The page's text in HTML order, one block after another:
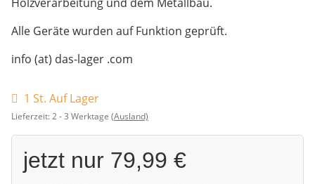
Alle Geräte wurden auf Funktion geprüft.
info (at) das-lager .com
1 St. Auf Lager
Lieferzeit:2 - 3 Werktage (Ausland)
jetzt nur 79,99 €